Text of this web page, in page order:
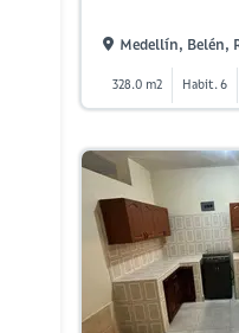
Medellín, Belén,
328.0 m2 Habit. 6